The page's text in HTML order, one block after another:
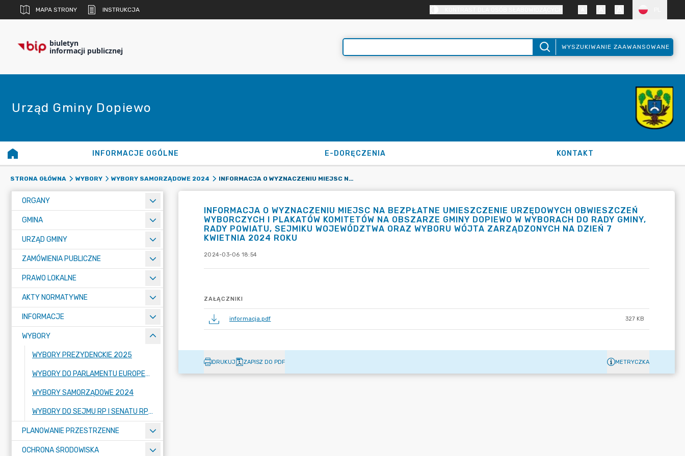
MAPA STRONY INSTRUKCJA
biuletyn
informacji publicznej WYSZUKIWANIE ZAAWANSOWANE
Urząd Gminy Dopiewo
INFORMACJE OGÓLNE E-DORĘCZENIA KONTAKT
STRONA GŁÓWNA WYBORY WYBORY SAMORZĄDOWE 2024 INFORMACJA O WYZNACZENIU MIEJSC NA BEZPŁATNE UMIESZCZENIE URZĘDOWYCH OBWIESZCZEŃ WYBORCZYCH I PLAKATÓW KOMITETÓW NA OBSZARZE GMINY DOPIEWO W WYBORACH DO RADY GMINY, RADY POWIATU, SEJMIKU WOJEWÓDZTWA ORAZ WYBORU WÓJTA ZARZĄDZONYCH NA DZIEŃ 7 KWIETNIA 2024 ROKU
ORGANY
GMINA
URZĄD GMINY
ZAMÓWIENIA PUBLICZNE
PRAWO LOKALNE
AKTY NORMATYWNE
INFORMACJE
WYBORY
WYBORY PREZYDENCKIE 2025
WYBORY DO PARLAMENTU EUROPEJSKIEGO 2024
WYBORY SAMORZĄDOWE 2024
WYBORY DO SEJMU RP I SENATU RP 2023
PLANOWANIE PRZESTRZENNE
OCHRONA ŚRODOWISKA
INFORMACJA O WYZNACZENIU MIEJSC NA BEZPŁATNE UMIESZCZENIE URZĘDOWYCH OBWIESZCZEŃ
WYBORCZYCH I PLAKATÓW KOMITETÓW NA OBSZARZE GMINY DOPIEWO W WYBORACH DO RADY GMINY,
RADY POWIATU, SEJMIKU WOJEWÓDZTWA ORAZ WYBORU WÓJTA ZARZĄDZONYCH NA DZIEŃ 7
KWIETNIA 2024 ROKU
2024-03-06 18:54
ZAŁĄCZNIKI
informacja.pdf 327 KB
DRUKUJ ZAPISZ DO PDF METRYCZKA